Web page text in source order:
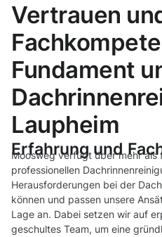
Vertrauen
Fundament
Laupheim
Erfahrung und
Moosweg verfügt über mehr als
professionellen
Herausforderungen bei der
können und passen unsere
Lage an. Dabei setzen wir auf
geschultes Team, um eine